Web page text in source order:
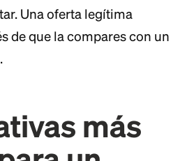
Una oferta legítima
de que la compares con un
más